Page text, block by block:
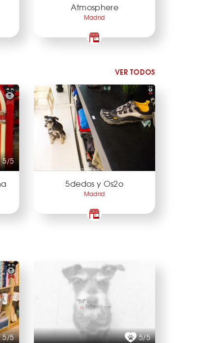
Atmosphere
Madrid
VER TODOS
5/5
5dedos y Os2o
Madrid
5/5 5/5